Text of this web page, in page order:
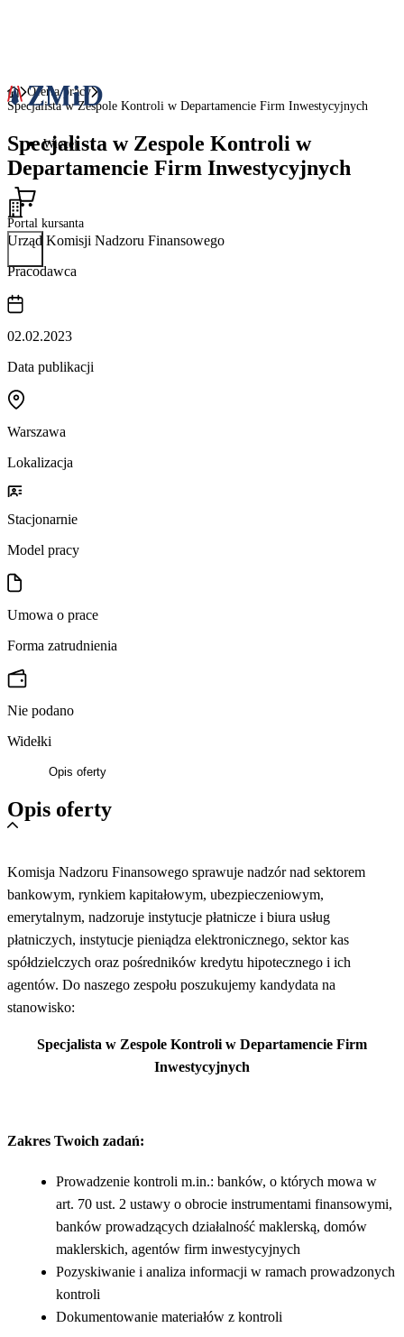
Więcej
Portal kursanta
Oferta pracy
Specjalista w Zespole Kontroli w Departamencie Firm Inwestycyjnych
Specjalista w Zespole Kontroli w
Departamencie Firm Inwestycyjnych
Urząd Komisji Nadzoru Finansowego
Pracodawca
02.02.2023
Data publikacji
Warszawa
Lokalizacja
Stacjonarnie
Model pracy
Umowa o prace
Forma zatrudnienia
Nie podano
Widełki
Opis oferty
Opis oferty
Komisja Nadzoru Finansowego sprawuje nadzór nad sektorem
bankowym, rynkiem kapitałowym, ubezpieczeniowym,
emerytalnym, nadzoruje instytucje płatnicze i biura usług
płatniczych, instytucje pieniądza elektronicznego, sektor kas
spółdzielczych oraz pośredników kredytu hipotecznego i ich
agentów. Do naszego zespołu poszukujemy kandydata na
stanowisko:
Specjalista w Zespole Kontroli w Departamencie Firm
Inwestycyjnych
Zakres Twoich zadań:
Prowadzenie kontroli m.in.: banków, o których mowa w
art. 70 ust. 2 ustawy o obrocie instrumentami finansowymi,
banków prowadzących działalność maklerską, domów
maklerskich, agentów firm inwestycyjnych
Pozyskiwanie i analiza informacji w ramach prowadzonych
kontroli
Dokumentowanie materiałów z kontroli